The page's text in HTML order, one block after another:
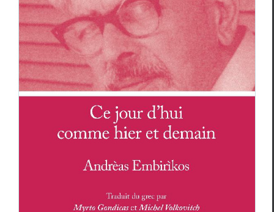
Deux grand poètes grecs : Yòrgos
Markòpoulos, Andrèas Embirìkos
Andréas Embiríkos Essais & Chroniques Yòr­gos Markòpoulos